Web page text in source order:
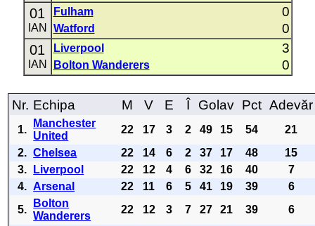
01
IAN
Fulham 0
Watford 0
01
IAN
Liverpool 3
Bolton Wanderers 0
Nr. Echipa M V E Î Golav Pct Adevăr
1.
Manchester
United
22 17 3 2 49 15 54
21
2. Chelsea 22 14 6 2 37 17 48
15
3.
Liverpool 22 12 4 6 32 16 40
7
4. Arsenal 22 11 6 5 41 19 39
6
5.
Bolton
Wanderers
22 12 3 7 27 21 39
6